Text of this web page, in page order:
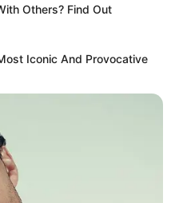
vették, ahogy a
miközben az
világították be a
történt meg
Others? Find Out
Iconic And Provocative